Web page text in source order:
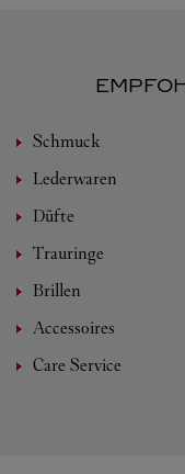
Schmuck
Lederwaren
Düfte
Trauringe
Brillen
Accessoires
Care Service